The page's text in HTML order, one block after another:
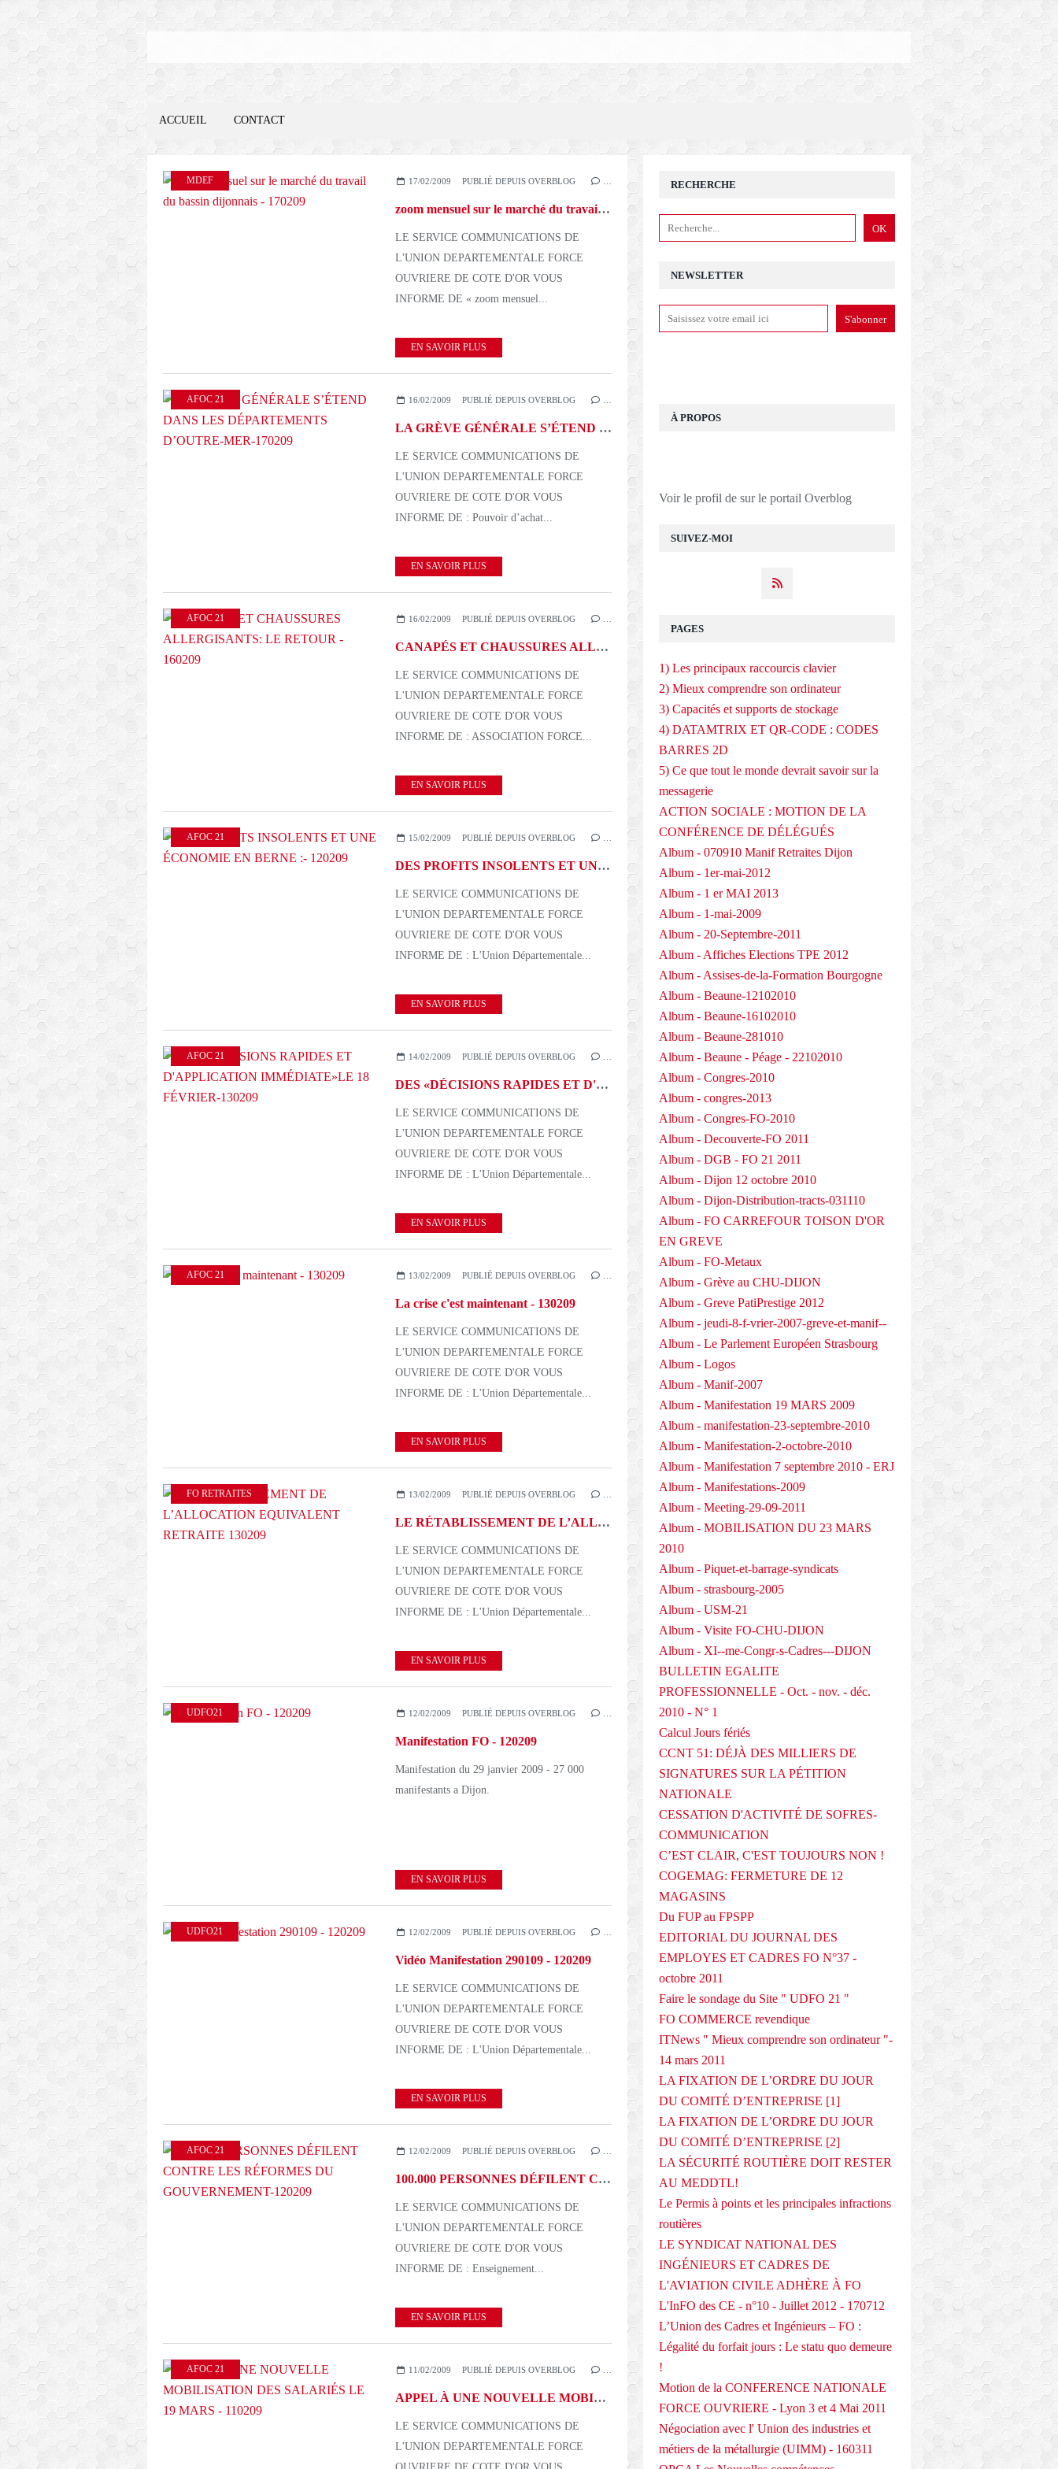
ACCUEIL CONTACT
MDEF 17/02/2009 PUBLIÉ DEPUIS OVERBLOG
zoom mensuel sur le marché du travail du bassin dijonnais - 170209
LE SERVICE COMMUNICATIONS DE
L'UNION DEPARTEMENTALE FORCE
OUVRIERE DE COTE D'OR VOUS
INFORME DE « zoom mensuel...
EN SAVOIR PLUS
AFOC 21 16/02/2009 PUBLIÉ DEPUIS OVERBLOG
LA GRÈVE GÉNÉRALE S’ÉTEND DANS LES DÉPARTEMENTS D’OUTRE-MER-170209
LE SERVICE COMMUNICATIONS DE
L'UNION DEPARTEMENTALE FORCE
OUVRIERE DE COTE D'OR VOUS
INFORME DE : Pouvoir d’achat...
EN SAVOIR PLUS
AFOC 21 16/02/2009 PUBLIÉ DEPUIS OVERBLOG
CANAPÉS ET CHAUSSURES ALLERGISANTS: LE RETOUR - 160209
LE SERVICE COMMUNICATIONS DE
L'UNION DEPARTEMENTALE FORCE
OUVRIERE DE COTE D'OR VOUS
INFORME DE : ASSOCIATION FORCE...
EN SAVOIR PLUS
AFOC 21 15/02/2009 PUBLIÉ DEPUIS OVERBLOG
DES PROFITS INSOLENTS ET UNE ÉCONOMIE EN BERNE :- 120209
LE SERVICE COMMUNICATIONS DE
L'UNION DEPARTEMENTALE FORCE
OUVRIERE DE COTE D'OR VOUS
INFORME DE : L'Union Départementale...
EN SAVOIR PLUS
AFOC 21 14/02/2009 PUBLIÉ DEPUIS OVERBLOG
DES «DÉCISIONS RAPIDES ET D'APPLICATION IMMÉDIATE»LE 18 FÉVRIER-130209
LE SERVICE COMMUNICATIONS DE
L'UNION DEPARTEMENTALE FORCE
OUVRIERE DE COTE D'OR VOUS
INFORME DE : L'Union Départementale...
EN SAVOIR PLUS
AFOC 21 13/02/2009 PUBLIÉ DEPUIS OVERBLOG
La crise c'est maintenant - 130209
LE SERVICE COMMUNICATIONS DE
L'UNION DEPARTEMENTALE FORCE
OUVRIERE DE COTE D'OR VOUS
INFORME DE : L'Union Départementale...
EN SAVOIR PLUS
FO RETRAITES 13/02/2009 PUBLIÉ DEPUIS OVERBLOG
LE RÉTABLISSEMENT DE L’ALLOCATION EQUIVALENT RETRAITE 130209
LE SERVICE COMMUNICATIONS DE
L'UNION DEPARTEMENTALE FORCE
OUVRIERE DE COTE D'OR VOUS
INFORME DE : L'Union Départementale...
EN SAVOIR PLUS
UDFO21 12/02/2009 PUBLIÉ DEPUIS OVERBLOG
Manifestation FO - 120209
Manifestation du 29 janvier 2009 - 27 000
manifestants a Dijon.
EN SAVOIR PLUS
UDFO21 12/02/2009 PUBLIÉ DEPUIS OVERBLOG
Vidéo Manifestation 290109 - 120209
LE SERVICE COMMUNICATIONS DE
L'UNION DEPARTEMENTALE FORCE
OUVRIERE DE COTE D'OR VOUS
INFORME DE : L'Union Départementale...
EN SAVOIR PLUS
AFOC 21 12/02/2009 PUBLIÉ DEPUIS OVERBLOG
100.000 PERSONNES DÉFILENT CONTRE LES RÉFORMES DU GOUVERNEMENT-120209
LE SERVICE COMMUNICATIONS DE
L'UNION DEPARTEMENTALE FORCE
OUVRIERE DE COTE D'OR VOUS
INFORME DE : Enseignement...
EN SAVOIR PLUS
AFOC 21 11/02/2009 PUBLIÉ DEPUIS OVERBLOG
APPEL À UNE NOUVELLE MOBILISATION DES SALARIÉS LE 19 MARS - 110209
LE SERVICE COMMUNICATIONS DE
L'UNION DEPARTEMENTALE FORCE
NEWSLETTER
SUIVEZ-MOI
RECHERCHE
À PROPOS
Voir le profil de sur le portail Overblog
PAGES
1) Les principaux raccourcis clavier
2) Mieux comprendre son ordinateur
3) Capacités et supports de stockage
4) DATAMTRIX ET QR-CODE : CODES
BARRES 2D
5) Ce que tout le monde devrait savoir sur la
messagerie
ACTION SOCIALE : MOTION DE LA
CONFÉRENCE DE DÉLÉGUÉS
Album - 070910 Manif Retraites Dijon
Album - 1er-mai-2012
Album - 1 er MAI 2013
Album - 1-mai-2009
Album - 20-Septembre-2011
Album - Affiches Elections TPE 2012
Album - Assises-de-la-Formation Bourgogne
Album - Beaune-12102010
Album - Beaune-16102010
Album - Beaune-281010
Album - Beaune - Péage - 22102010
Album - Congres-2010
Album - congres-2013
Album - Congres-FO-2010
Album - Decouverte-FO 2011
Album - DGB - FO 21 2011
Album - Dijon 12 octobre 2010
Album - Dijon-Distribution-tracts-031110
Album - FO CARREFOUR TOISON D'OR
EN GREVE
Album - FO-Metaux
Album - Grève au CHU-DIJON
Album - Greve PatiPrestige 2012
Album - jeudi-8-f-vrier-2007-greve-et-manif--
Album - Le Parlement Européen Strasbourg
Album - Logos
Album - Manif-2007
Album - Manifestation 19 MARS 2009
Album - manifestation-23-septembre-2010
Album - Manifestation-2-octobre-2010
Album - Manifestation 7 septembre 2010 - ERJ
Album - Manifestations-2009
Album - Meeting-29-09-2011
Album - MOBILISATION DU 23 MARS
2010
Album - Piquet-et-barrage-syndicats
Album - strasbourg-2005
Album - USM-21
Album - Visite FO-CHU-DIJON
Album - XI--me-Congr-s-Cadres---DIJON
BULLETIN EGALITE
PROFESSIONNELLE - Oct. - nov. - déc.
2010 - N° 1
Calcul Jours fériés
CCNT 51: DÉJÀ DES MILLIERS DE
SIGNATURES SUR LA PÉTITION
NATIONALE
CESSATION D'ACTIVITÉ DE SOFRES-
COMMUNICATION
C’EST CLAIR, C'EST TOUJOURS NON !
COGEMAG: FERMETURE DE 12
MAGASINS
Du FUP au FPSPP
EDITORIAL DU JOURNAL DES
EMPLOYES ET CADRES FO N°37 -
octobre 2011
Faire le sondage du Site " UDFO 21 "
FO COMMERCE revendique
ITNews " Mieux comprendre son ordinateur "-
14 mars 2011
LA FIXATION DE L’ORDRE DU JOUR
DU COMITÉ D’ENTREPRISE [1]
LA FIXATION DE L’ORDRE DU JOUR
DU COMITÉ D’ENTREPRISE [2]
LA SÉCURITÉ ROUTIÈRE DOIT RESTER
AU MEDDTL!
Le Permis à points et les principales infractions
routières
LE SYNDICAT NATIONAL DES
INGÉNIEURS ET CADRES DE
L'AVIATION CIVILE ADHÈRE À FO
L'InFO des CE - n°10 - Juillet 2012 - 170712
L’Union des Cadres et Ingénieurs – FO :
Légalité du forfait jours : Le statu quo demeure
!
Motion de la CONFERENCE NATIONALE
FORCE OUVRIERE - Lyon 3 et 4 Mai 2011
Négociation avec l' Union des industries et
métiers de la métallurgie (UIMM) - 160311